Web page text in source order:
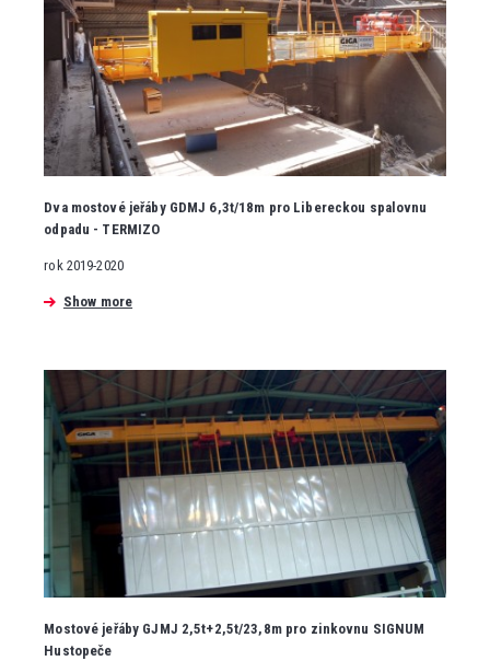
Dva mostové jeřáby GDMJ 6,3t/18m pro Libereckou spalovnu
odpadu - TERMIZO
rok 2019-2020
Show more
Mostové jeřáby GJMJ 2,5t+2,5t/23,8m pro zinkovnu SIGNUM
Hustopeče